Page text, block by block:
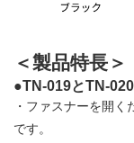
＜製品特長＞
●TN-019とTN-020
・ファスナーを開
です。